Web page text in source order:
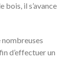
il s’avance
nombreuses
d’effectuer un